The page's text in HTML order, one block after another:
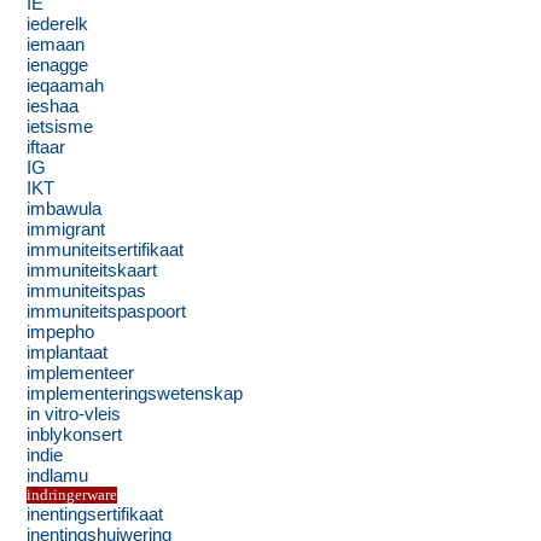
IE
iederelk
iemaan
ienagge
ieqaamah
ieshaa
ietsisme
iftaar
IG
IKT
imbawula
immigrant
immuniteitsertifikaat
immuniteitskaart
immuniteitspas
immuniteitspaspoort
impepho
implantaat
implementeer
implementeringswetenskap
in vitro-vleis
inblykonsert
indie
indlamu
indringerware
inentingsertifikaat
inentingshuiwering